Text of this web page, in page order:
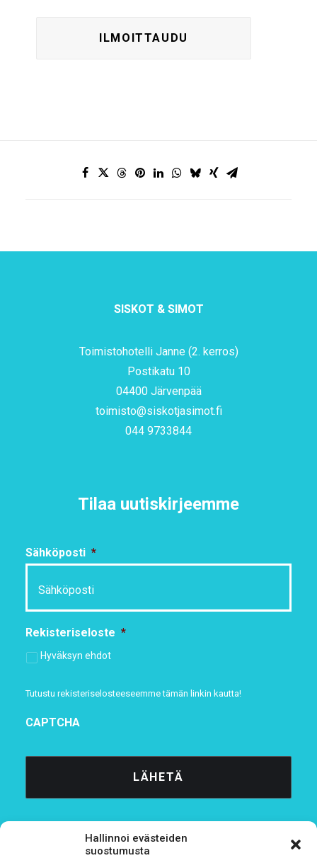
Hallinnoi evästeiden
suostumusta
SISKOT & SIMOT
Toimistohotelli Janne (2. kerros)
Postikatu 10
04400 Järvenpää
toimisto@siskotjasimot.fi
044 9733844
Tilaa uutiskirjeemme
Sähköposti *
Rekisteriseloste *
Hyväksyn ehdot
Tutustu rekisteriselosteeseemmetämän linkin kautta!
CAPTCHA